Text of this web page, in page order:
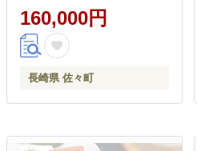
160,000円
長崎県 佐々町